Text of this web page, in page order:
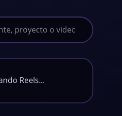
Reels...